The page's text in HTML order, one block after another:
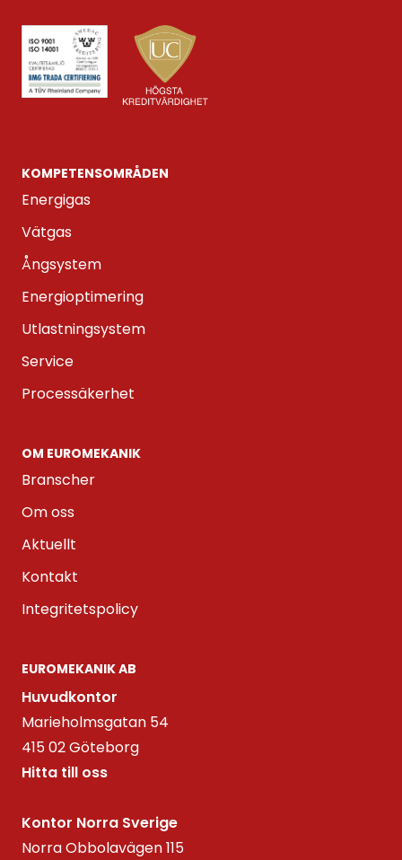
KOMPETENS­OMRÅDEN
Energigas
Vätgas
Ångsystem
Energioptimering
Utlastningsystem
Service
Processäkerhet
OM EUROMEKANIK
Branscher
Om oss
Aktuellt
Kontakt
Integritetspolicy
EUROMEKANIK AB
Huvudkontor
Marieholmsgatan 54
415 02 Göteborg
Hitta till oss
Kontor Norra Sverige
Norra Obbolavägen 115